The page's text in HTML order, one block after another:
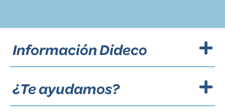
Información Dideco
¿Te ayudamos?